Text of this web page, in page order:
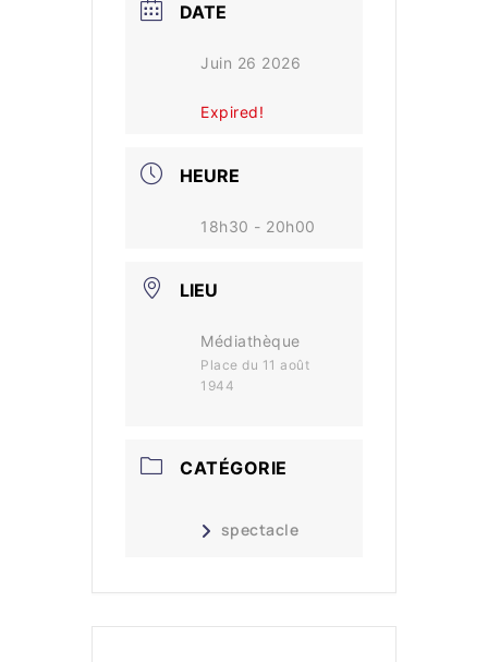
DATE
Juin 26 2026
Expired!
HEURE
18h30 - 20h00
LIEU
Médiathèque
Place du 11 août
1944
CATÉGORIE
spectacle